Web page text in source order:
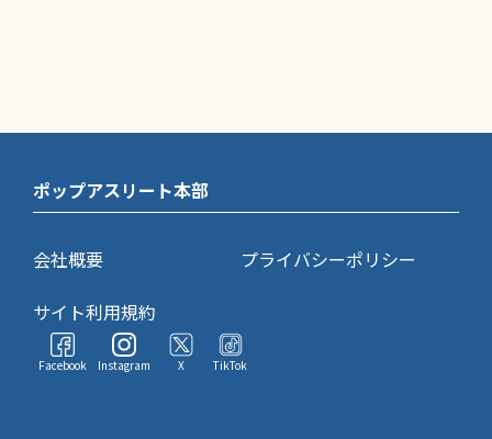
ポップアスリート本部
会社概要
プライバシーポリシー
サイト利用規約
Facebook Instagram X TikTok